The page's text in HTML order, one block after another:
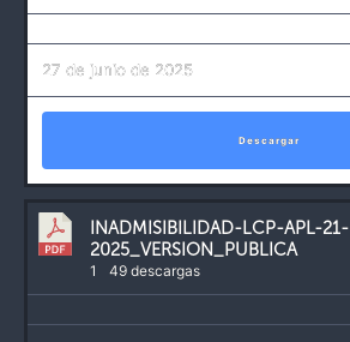
27 de junio de 2025
Descargar
INADMISIBILIDAD-LCP-APL-21-
2025_VERSION_PUBLICA
1 49 descargas